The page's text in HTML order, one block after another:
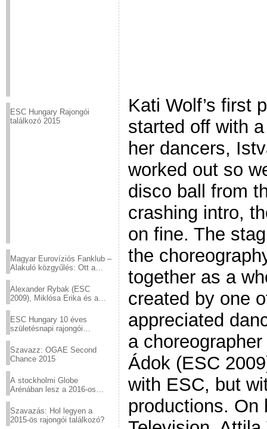
ESC Hungary Rajongói
találkozó 2015
Magyar Eurovíziós Fanklub –
Alakuló közgyűlés: Ott a
Alexander Rybak (ESC
2009), Miklósa Erika és a
sztárjai a Margitszigeten
ESC Hungary 10 éves
születésnapi rajongói
Szavazz: OGAE Second
Chance 2015
A stockholmi Globe
Arénában lesz a 2016-os
Szavazás: Hol legyen a
2015-ös rajongói találkozó?
Kati Wolf’s first
started off with
her dancers,
worked out so
disco ball from
crashing intro,
on fine. The
the
together as a
created by one
appreciated
a
Ádok (ESC
with ESC, but
productions. On